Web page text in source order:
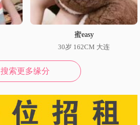
蜜easy
30岁 162CM 大连
搜索更多缘分